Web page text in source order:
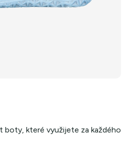
které využijete za každého